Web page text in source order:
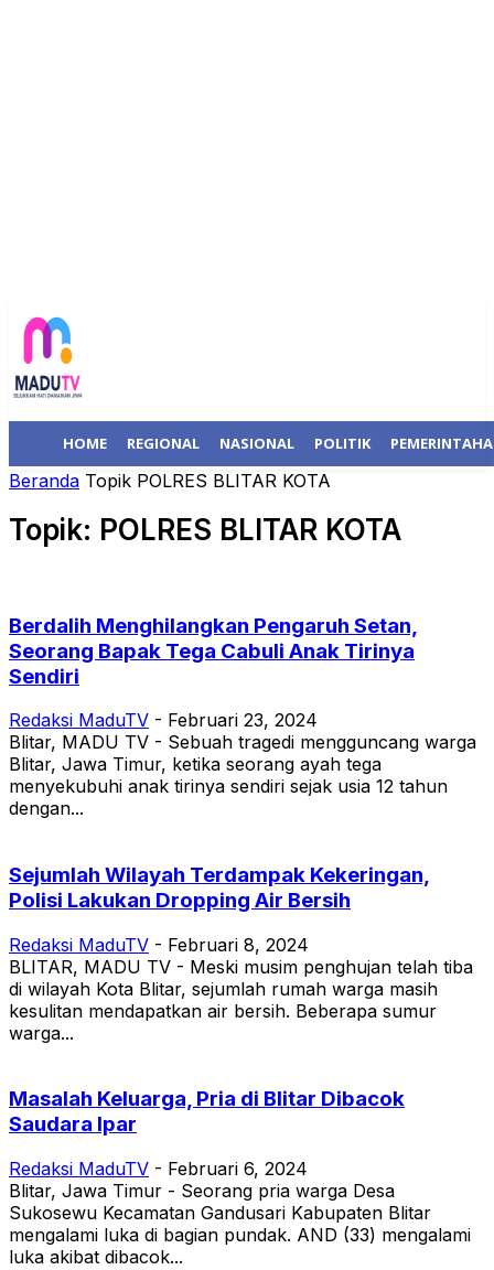
HOME REGIONAL NASIONAL POLITIK
Beranda Topik POLRES BLITAR KOTA
Topik: POLRES BLITAR KOTA
Berdalih Menghilangkan Pengaruh Setan,
Seorang Bapak Tega Cabuli Anak Tirinya
Sendiri
Redaksi MaduTV - Februari 23, 2024
Blitar, MADU TV - Sebuah tragedi mengguncang warga
Blitar, Jawa Timur, ketika seorang ayah tega
menyekubuhi anak tirinya sendiri sejak usia 12 tahun
dengan...
Sejumlah Wilayah Terdampak Kekeringan,
Polisi Lakukan Dropping Air Bersih
Redaksi MaduTV - Februari 8, 2024
BLITAR, MADU TV - Meski musim penghujan telah tiba
di wilayah Kota Blitar, sejumlah rumah warga masih
kesulitan mendapatkan air bersih. Beberapa sumur
warga...
Masalah Keluarga, Pria di Blitar Dibacok
Saudara Ipar
Redaksi MaduTV - Februari 6, 2024
Blitar, Jawa Timur - Seorang pria warga Desa
Sukosewu Kecamatan Gandusari Kabupaten Blitar
mengalami luka di bagian pundak. AND (33) mengalami
luka akibat dibacok...